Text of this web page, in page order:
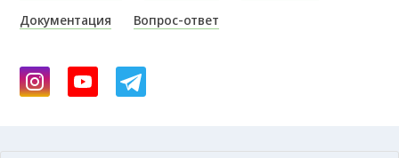
Документация
Вопрос-ответ